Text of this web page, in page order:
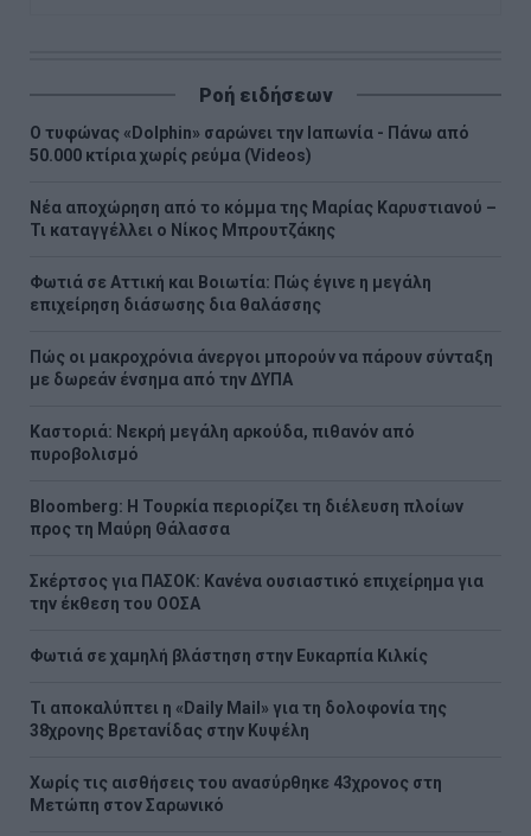
Ροή ειδήσεων
Ο τυφώνας «Dolphin» σαρώνει την Ιαπωνία - Πάνω από
50.000 κτίρια χωρίς ρεύμα (Videos)
Νέα αποχώρηση από το κόμμα της Μαρίας Καρυστιανού –
Τι καταγγέλλει ο Νίκος Μπρουτζάκης
Φωτιά σε Αττική και Βοιωτία: Πώς έγινε η μεγάλη
επιχείρηση διάσωσης δια θαλάσσης
Πώς οι μακροχρόνια άνεργοι μπορούν να πάρουν σύνταξη
με δωρεάν ένσημα από την ΔΥΠΑ
Καστοριά: Νεκρή μεγάλη αρκούδα, πιθανόν από
πυροβολισμό
Bloomberg: Η Τουρκία περιορίζει τη διέλευση πλοίων
προς τη Μαύρη Θάλασσα
Σκέρτσος για ΠΑΣΟΚ: Κανένα ουσιαστικό επιχείρημα για
την έκθεση του ΟΟΣΑ
Φωτιά σε χαμηλή βλάστηση στην Ευκαρπία Κιλκίς
Τι αποκαλύπτει η «Daily Mail» για τη δολοφονία της
38χρονης Βρετανίδας στην Κυψέλη
Χωρίς τις αισθήσεις του ανασύρθηκε 43χρονος στη
Μετώπη στον Σαρωνικό